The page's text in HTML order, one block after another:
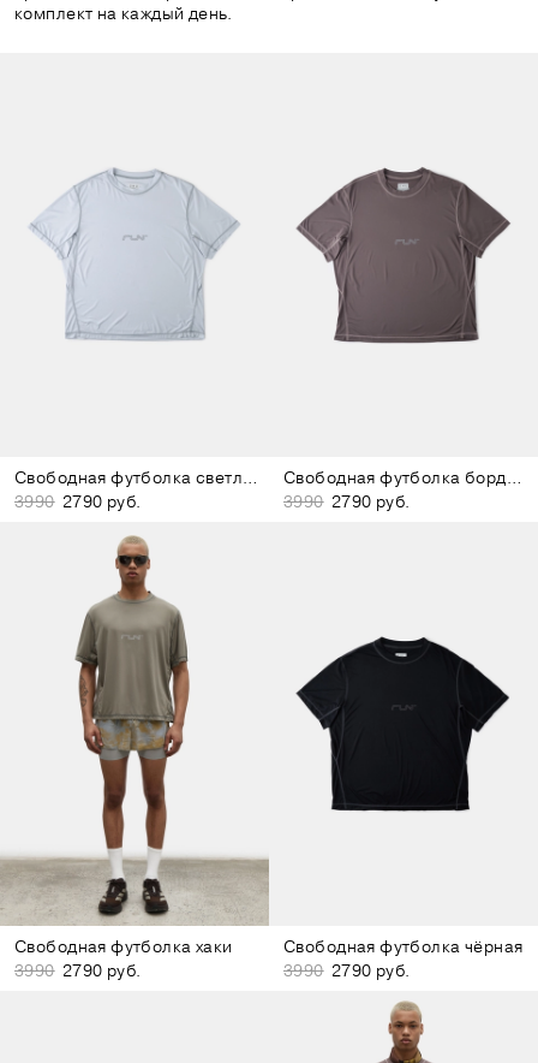
комплект на каждый день.
Свободная футболка светло-голубая
3990 2790 руб.
Свободная футболка бордово-коричневая
3990 2790 руб.
Свободная футболка хаки
3990 2790 руб.
Свободная футболка чёрная
3990 2790 руб.